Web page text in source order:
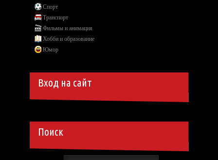
Спорт
Транспорт
Фильмы и анимация
Хобби и образование
Юмор
Вход на сайт
Поиск